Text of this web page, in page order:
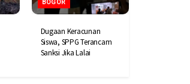
BOGOR
Dugaan Keracunan
Siswa, SPPG Terancam
Sanksi Jika Lalai